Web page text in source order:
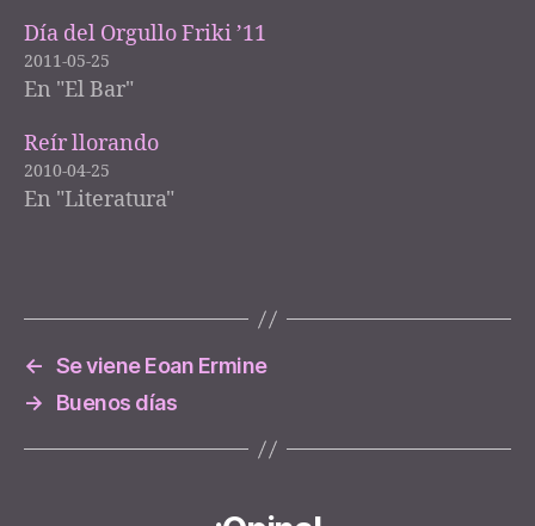
Día del Orgullo Friki ’11
2011-05-25
En "El Bar"
Reír llorando
2010-04-25
En "Literatura"
← Se viene Eoan Ermine
→
Buenos días